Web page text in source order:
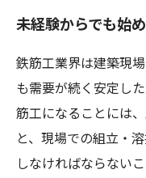
未経験からでも始
鉄筋工業界は建築現
も需要が続く安定し
筋工になることには
と、現場での組立・
しなければならない